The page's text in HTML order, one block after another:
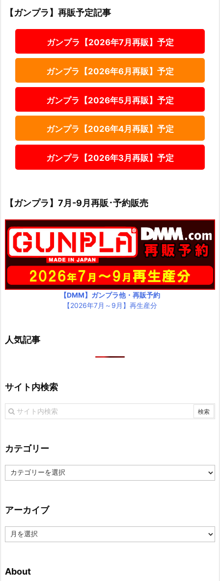
【ガンプラ】再販予定記事
ガンプラ【2026年7月再販】予定
ガンプラ【2026年6月再販】予定
ガンプラ【2026年5月再販】予定
ガンプラ【2026年4月再販】予定
ガンプラ【2026年3月再販】予定
【ガンプラ】7月-9月再販･予約販売
【DMM】ガンプラ他・再販予約
【2026年7月～9月】再生産分
人気記事
サイト内検索
カテゴリー
カ
テ
ー
アーカイブ
ー
ブ
About